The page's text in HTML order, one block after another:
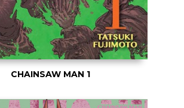
CHAINSAW MAN 1